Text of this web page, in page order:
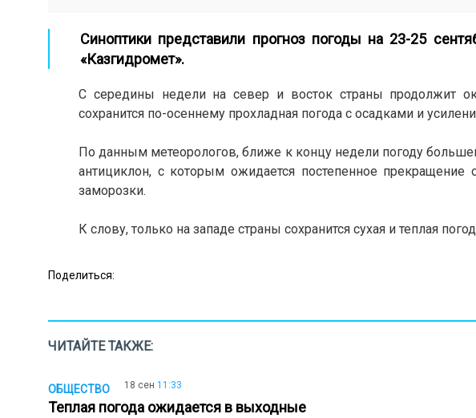
Синоптики представили прогноз погоды на 23-25
«Казгидромет».
С середины недели на север и восток страны продолжит
сохранится по-осеннему прохладная погода с осадками и
По данным метеорологов, ближе к концу недели погоду
антициклон, с которым ожидается постепенное
заморозки.
К слову, только на западе страны сохранится сухая и теплая
Поделиться:
ЧИТАЙТЕ ТАКЖЕ:
ОБЩЕСТВО 18 сен 11:33
Теплая погода ожидается в выходные